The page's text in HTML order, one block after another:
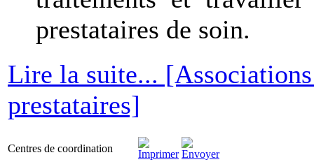
prestataires de soin.
Lire la suite...
prestataires]
Centres de coordination